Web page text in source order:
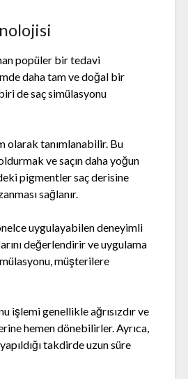
popüler bir tedavi
daha tam ve doğal bir
de saç simülasyonu
olarak tanımlanabilir. Bu
ve saçın daha yoğun
pigmentler saç derisine
sağlanır.
uygulayabilen deneyimli
değerlendirir ve uygulama
müşterilere
işlemi genellikle ağrısızdır ve
hemen dönebilirler. Ayrıca,
takdirde uzun süre